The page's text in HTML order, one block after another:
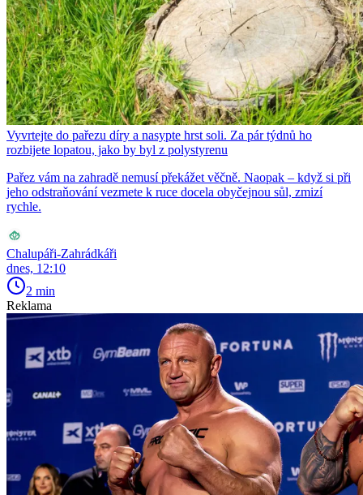
Vyvrtejte do pařezu díry a nasypte hrst soli. Za pár týdnů ho
rozbijete lopatou, jako by byl z polystyrenu
Pařez vám na zahradě nemusí překážet věčně. Naopak – když si při
jeho odstraňování vezmete k ruce docela obyčejnou sůl, zmizí
rychle.
Chalupáři-Zahrádkáři
dnes, 12:10
2 min
Reklama